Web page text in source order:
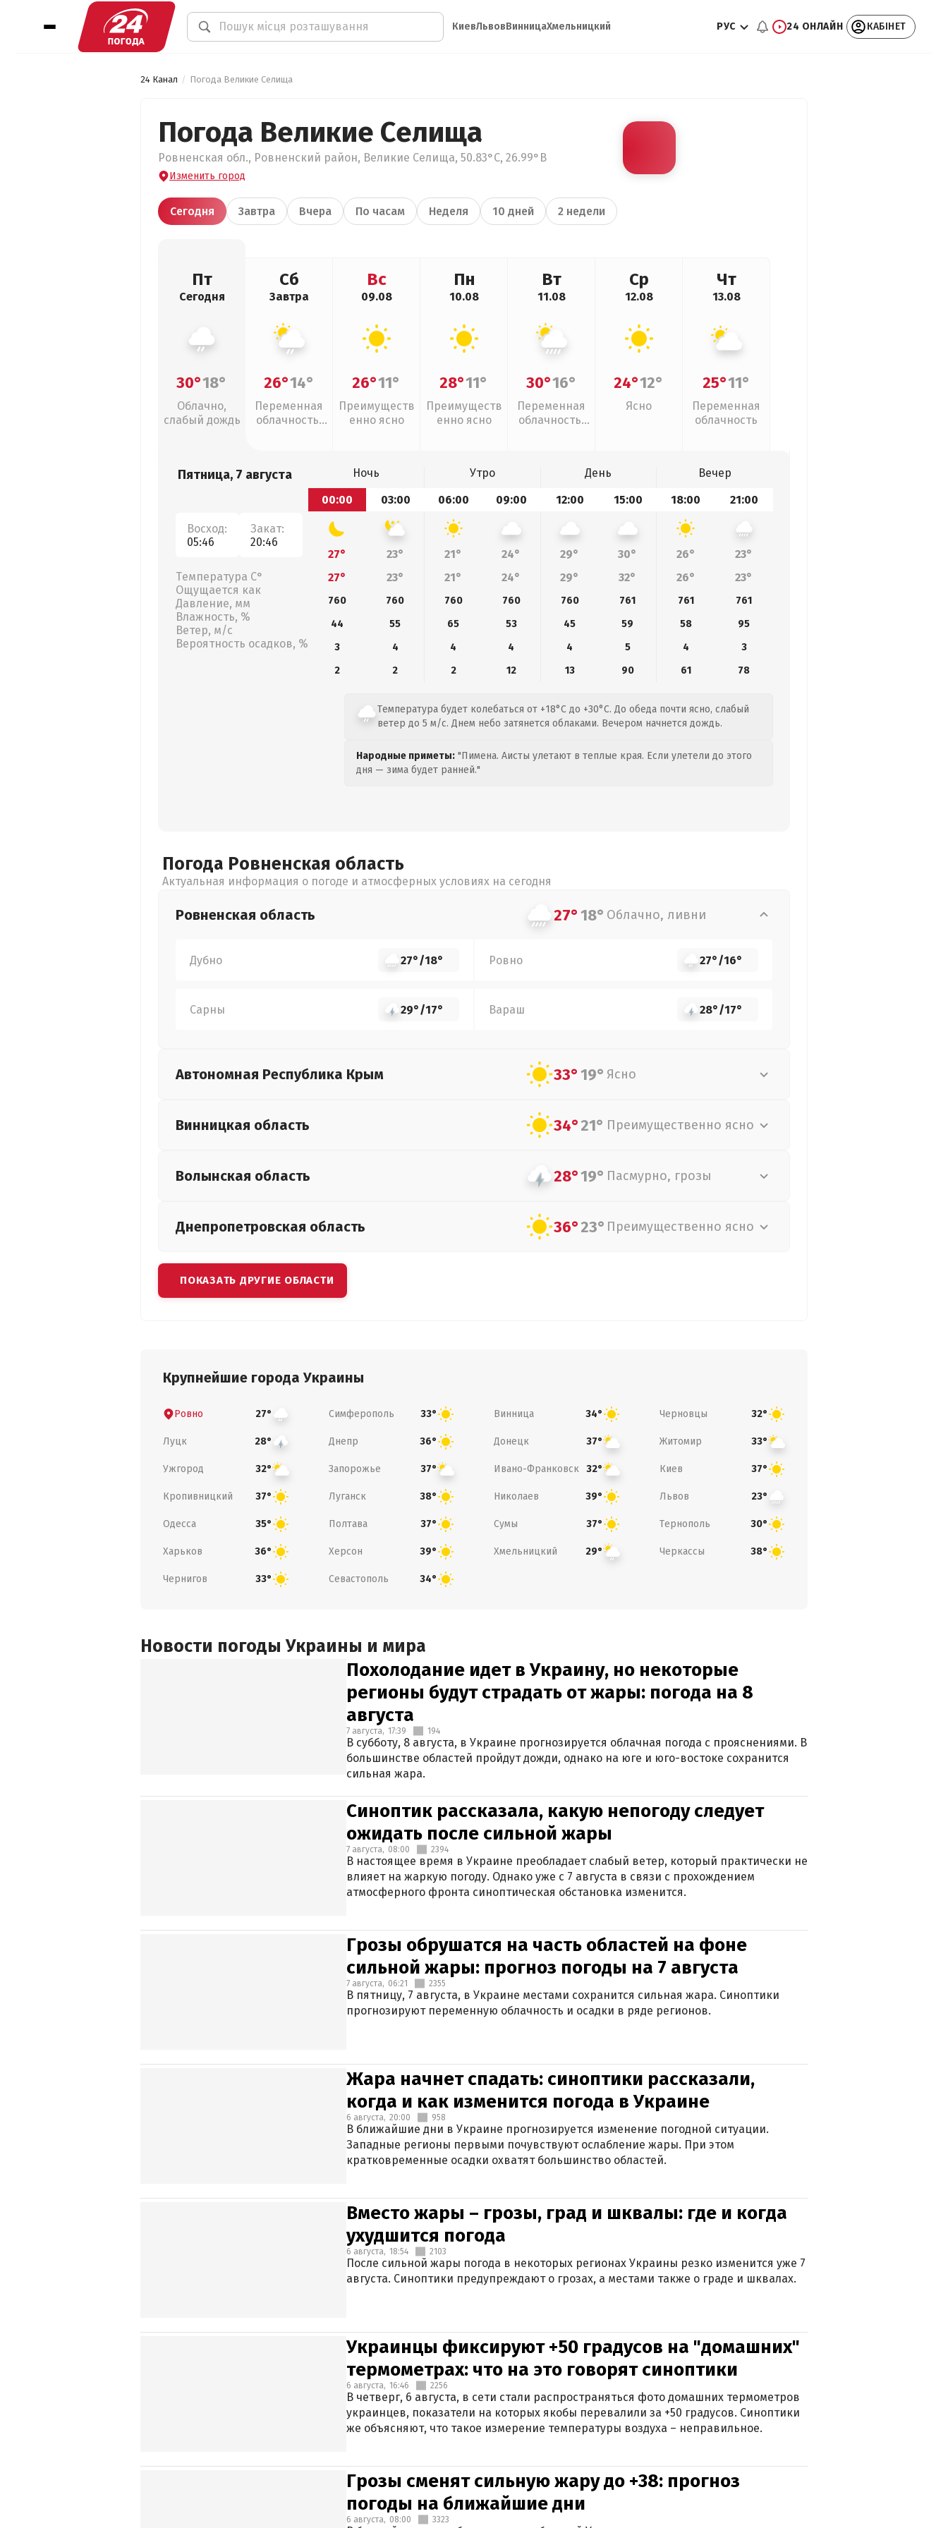
КиевЛьвовВинницаХмельницкий РУС 24 ОНЛАЙН КАБІНЕТ
24 Канал Погода Великие Селища
Погода Великие Селища
Ровненская обл., Ровненский район, Великие Селища, 50.83°С, 26.99°В
Изменить город
Сегодня Завтра Вчера По часам Неделя 10 дней 2 недели
Пт
Сегодня
30°18°
Облачно,
слабый дождь
Сб
Завтра
26°14°
Переменная
облачность,
Вс
09.08
26°11°
Преимуществ
енно ясно
Пн
10.08
28°11°
Преимуществ
енно ясно
Вт
11.08
30°16°
Переменная
облачность,
Ср
12.08
24°12°
Ясно
Чт
13.08
25°11°
Переменная
облачность
Пятница, 7 августа
Восход:
05:46
Закат:
20:46
Температура С°
Ощущается как
Давление, мм
Влажность, %
Ветер, м/с
Вероятность осадков, %
Ночь Утро День
Вечер
00:00
03:00 06:00 09:00 12:00 15:00 18:00 21:00
27° 23° 21° 24° 29° 30° 26°
23°
27°
23° 21° 24° 29° 32° 26° 23°
760 760 760 760 760 761 761
761
44
55 65 53 45 59 58
95
3
4 4 4 4 5 4
3
2
2 2 12 13 90 61 78
Температура будет колебаться от +18°C до +30°C. До обеда почти ясно, слабый
ветер до 5 м/с. Днем небо затянется облаками. Вечером начнется дождь.
Народные приметы: "Пимена. Аисты улетают в теплые края. Если улетели до этого
дня — зима будет ранней."
Погода Ровненская область
Актуальная информация о погоде и атмосферных условиях на сегодня
Ровненская область 27°18° Облачно, ливни
Дубно 27°/18° Ровно 27°/16°
Сарны 29°/17° Вараш 28°/17°
Автономная Республика Крым 33°19° Ясно
Винницкая область 34°21° Преимущественно ясно
Волынская область 28°19° Пасмурно, грозы
Днепропетровская область 36°23° Преимущественно ясно
ПОКАЗАТЬ ДРУГИЕ ОБЛАСТИ
Крупнейшие города Украины
Ровно 27° Симферополь 33° Винница 34° Черновцы 32°
Луцк 28° Днепр 36° Донецк 37° Житомир 33°
Ужгород 32° Запорожье 37° Ивано-Франковск 32° Киев 37°
Кропивницкий 37° Луганск 38° Николаев 39° Львов 23°
Одесса 35° Полтава 37° Сумы 37° Тернополь 30°
Харьков 36° Херсон 39° Хмельницкий 29° Черкассы 38°
Чернигов 33° Севастополь 34°
Новости погоды Украины и мира
Похолодание идет в Украину, но некоторые
регионы будут страдать от жары: погода на 8
августа
7 августа, 17:39 194
В субботу, 8 августа, в Украине прогнозируется облачная погода с прояснениями. В
большинстве областей пройдут дожди, однако на юге и юго-востоке сохранится
сильная жара.
Синоптик рассказала, какую непогоду следует
ожидать после сильной жары
7 августа, 08:00 2394
В настоящее время в Украине преобладает слабый ветер, который практически не
влияет на жаркую погоду. Однако уже с 7 августа в связи с прохождением
атмосферного фронта синоптическая обстановка изменится.
Грозы обрушатся на часть областей на фоне
сильной жары: прогноз погоды на 7 августа
7 августа, 06:21 2355
В пятницу, 7 августа, в Украине местами сохранится сильная жара. Синоптики
прогнозируют переменную облачность и осадки в ряде регионов.
Жара начнет спадать: синоптики рассказали,
когда и как изменится погода в Украине
6 августа, 20:00 958
В ближайшие дни в Украине прогнозируется изменение погодной ситуации.
Западные регионы первыми почувствуют ослабление жары. При этом
кратковременные осадки охватят большинство областей.
Вместо жары – грозы, град и шквалы: где и когда
ухудшится погода
6 августа, 18:54 2103
После сильной жары погода в некоторых регионах Украины резко изменится уже 7
августа. Синоптики предупреждают о грозах, а местами также о граде и шквалах.
Украинцы фиксируют +50 градусов на "домашних"
термометрах: что на это говорят синоптики
6 августа, 16:46 2256
В четверг, 6 августа, в сети стали распространяться фото домашних термометров
украинцев, показатели на которых якобы перевалили за +50 градусов. Синоптики
же объясняют, что такое измерение температуры воздуха – неправильное.
Грозы сменят сильную жару до +38: прогноз
погоды на ближайшие дни
6 августа, 08:00 3323